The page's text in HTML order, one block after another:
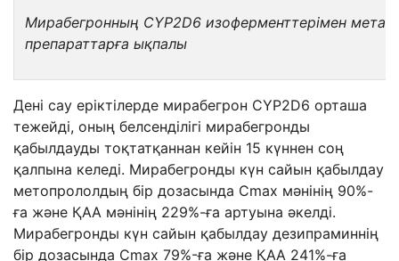
Мирабегронның CYP2D6 изоферменттерімен
препараттарға ықпалы
Дені сау еріктілерде мирабегрон CYP2D6 орташа
тежейді, оның белсенділігі мирабегронды
қабылдауды тоқтатқаннан кейін 15 күннен соң
қалпына келеді. Мирабегронды күн сайын қабылдау
метопрололдың бір дозасында Cmax мәнінің 90%-
ға және ҚАА мәнінің 229%-ға артуына әкелді.
Мирабегронды күн сайын қабылдау дезипраминнің
бір дозасында Cmax 79%-ға және ҚАА 241%-ға